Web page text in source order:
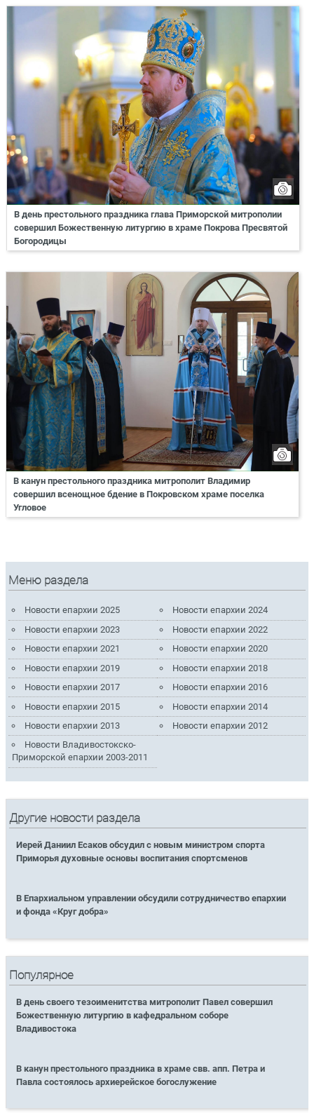
В день престольного праздника глава Приморской митрополии
совершил Божественную литургию в храме Покрова Пресвятой
Богородицы
В канун престольного праздника митрополит Владимир
совершил всенощное бдение в Покровском храме поселка
Угловое
Меню раздела
Новости епархии 2025
Новости епархии 2024
Новости епархии 2023
Новости епархии 2022
Новости епархии 2021
Новости епархии 2020
Новости епархии 2019
Новости епархии 2018
Новости епархии 2017
Новости епархии 2016
Новости епархии 2015
Новости епархии 2014
Новости епархии 2013
Новости епархии 2012
Новости Владивостокско-
Приморской епархии 2003-2011
Другие новости раздела
Иерей Даниил Есаков обсудил с новым министром спорта
Приморья духовные основы воспитания спортсменов
В Епархиальном управлении обсудили сотрудничество епархии
и фонда «Круг добра»
Популярное
В день своего тезоименитства митрополит Павел совершил
Божественную литургию в кафедральном соборе
Владивостока
В канун престольного праздника в храме свв. апп. Петра и
Павла состоялось архиерейское богослужение